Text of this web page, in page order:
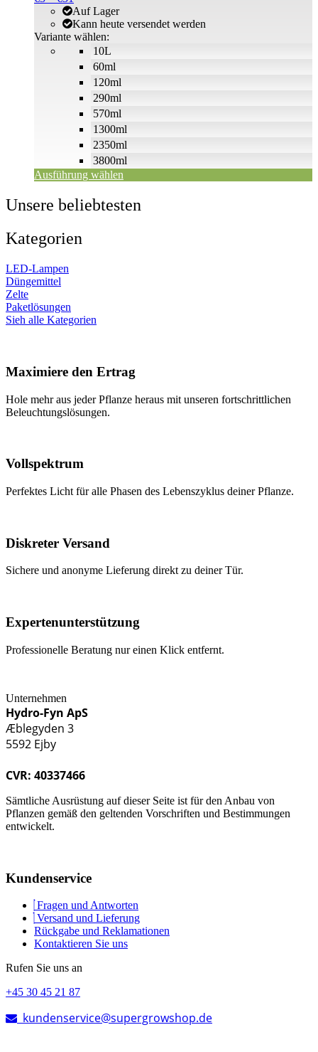
bis
€64
€5
bis
€51
10L
60ml
120ml
290ml
570ml
1300ml
2350ml
3800ml
Auf Lager
Kann heute versendet werden
Variante wählen:
Ausführung wählen
können
der
gewählt
Unsere beliebtesten
Kategorien
LED-Lampen
Düngemittel
Zelte
Paketlösungen
Sieh alle Kategorien
Maximiere den Ertrag
Hole mehr aus jeder Pflanze heraus mit unseren fortschrittlichen
Beleuchtungslösungen.
Vollspektrum
Perfektes Licht für alle Phasen des Lebenszyklus deiner Pflanze.
Diskreter Versand
Sichere und anonyme Lieferung direkt zu deiner Tür.
Expertenunterstützung
Professionelle Beratung nur einen Klick entfernt.
Unternehmen
Hydro-Fyn ApS
Æblegyden 3
5592 Ejby
CVR: 40337466
Sämtliche Ausrüstung auf dieser Seite ist für den Anbau von
Pflanzen gemäß den geltenden Vorschriften und Bestimmungen
entwickelt.
Kundenservice
Fragen und Antworten
Versand und Lieferung
Rückgabe und Reklamationen
Kontaktieren Sie uns
Rufen Sie uns an
+45 30 45 21 87
kundenservice@supergrowshop.de